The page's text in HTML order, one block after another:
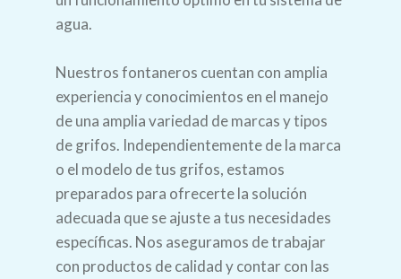
agua.
Nuestros fontaneros cuentan con amplia
experiencia y conocimientos en el manejo
de una amplia variedad de marcas y tipos
de grifos. Independientemente de la marca
o el modelo de tus grifos, estamos
preparados para ofrecerte la solución
adecuada que se ajuste a tus necesidades
específicas. Nos aseguramos de trabajar
con productos de calidad y contar con las